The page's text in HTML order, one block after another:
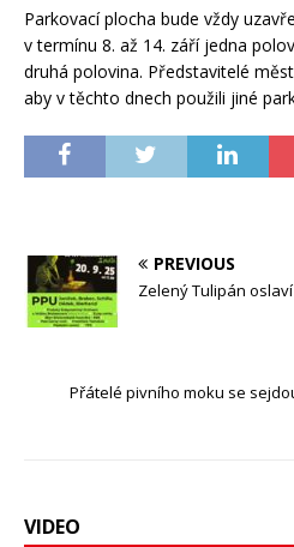
Parkovací plocha bude vždy
v termínu 8. až 14. září jedna
druhá polovina. Představitelé
aby v těchto dnech použili jiné
PREVIOUS
Zelený Tulipán
Přátelé pivního moku se
VIDEO